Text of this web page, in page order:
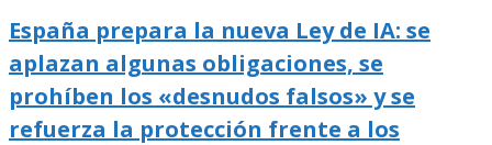
España prepara la nueva Ley de IA: se
aplazan algunas obligaciones, se
prohíben los «desnudos falsos» y se
refuerza la protección frente a los